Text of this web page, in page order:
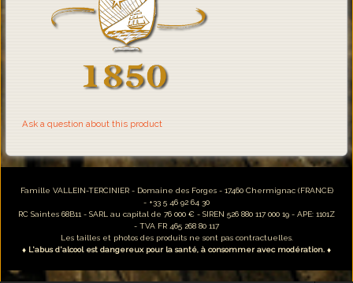
Ask a question about this product
Famille VALLEIN-TERCINIER - Domaine des Forges - 17460 Chermignac (FRANCE)
- +33 5 46 92 64 30
RC Saintes 68B11 - SARL au capital de 76 000 € - SIREN 526 880 117 000 19 - APE: 1101Z
- TVA FR 465 268 80 117
Les tailles et photos des produits ne sont pas contractuelles.
♦ L'abus d'alcool est dangereux pour la santé, à consommer avec modération. ♦